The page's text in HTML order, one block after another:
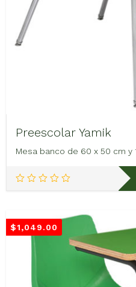
Preescolar Yamik
Mesa banco de 60 x 50 cm y
Este
Las
se
$1,049.00